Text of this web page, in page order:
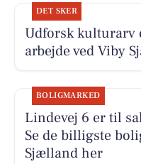
DET SKER
Udforsk kulturarv
arbejde ved Viby
BOLIGMARKED
Lindevej 6 er til
Se de billigste
Sjælland her